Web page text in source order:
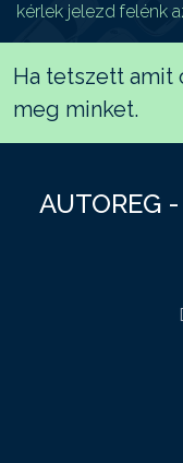
kérlek jelezd felénk
Ha tetszett amit
meg minket.
AUTOREG